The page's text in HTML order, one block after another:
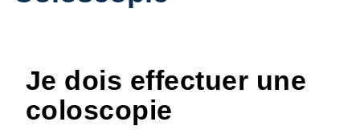
Je dois effectuer une
coloscopie